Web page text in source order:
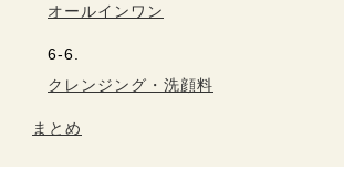
オールインワン
クレンジング・洗顔料
まとめ